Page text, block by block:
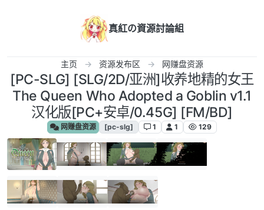
真紅の資源討論組
主页 资源发布区 网赚盘资源
[PC-SLG] [SLG/2D/亚洲]收养地精的女王
The Queen Who Adopted a Goblin v1.1
汉化版[PC+安卓/0.45G] [FM/BD]
网赚盘资源 [pc-slg] 1 1 129